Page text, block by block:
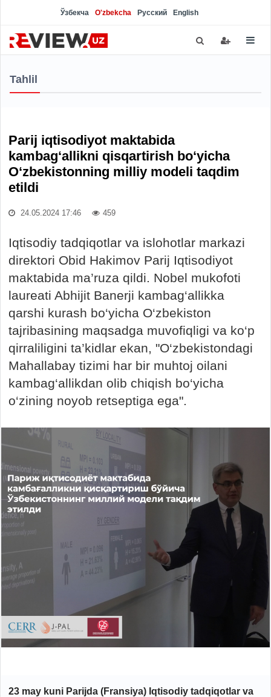
Ўзбекча O'zbekcha Русский English
Tahlil
Parij iqtisodiyot maktabida
kambag‘allikni qisqartirish bo‘yicha
O‘zbekistonning milliy modeli taqdim
etildi
24.05.2024 17:46 459
Iqtisodiy tadqiqotlar va islohotlar markazi
direktori Obid Hakimov Parij Iqtisodiyot
maktabida ma’ruza qildi. Nobel mukofoti
laureati Abhijit Banerji kambag‘allikka
qarshi kurash bo‘yicha O‘zbekiston
tajribasining maqsadga muvofiqligi va ko‘p
qirraliligini ta’kidlar ekan, "O‘zbekistondagi
Mahallabay tizimi har bir muhtoj oilani
kambag‘allikdan olib chiqish bo‘yicha
o‘zining noyob retseptiga ega".
23 may kuni Parijda (Fransiya) Iqtisodiy tadqiqotlar va